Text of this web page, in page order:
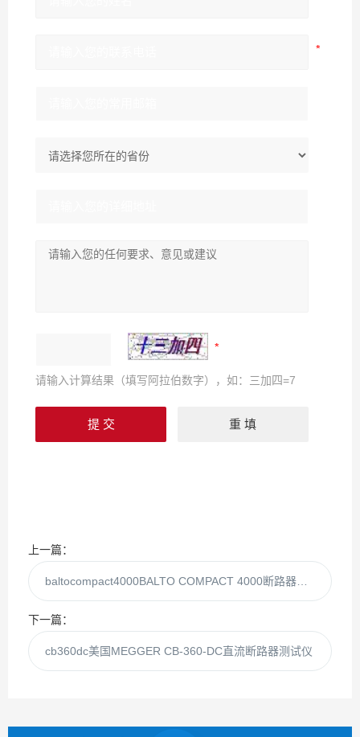
请输入计算结果（填写阿拉伯数字），如：三加四=7
上一篇：
下一篇：
cb360dc美国MEGGER CB-360-DC直流断路器测试仪